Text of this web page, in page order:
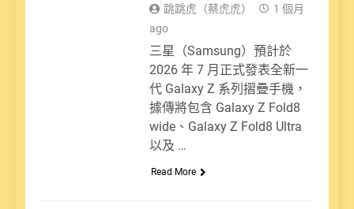
跳跳虎（蔡虎虎）
1 個月
ago
三星（Samsung）預計於
2026 年 7 月正式發表全新一
代 Galaxy Z 系列摺疊手機，
據傳將包含 Galaxy Z Fold8
wide、Galaxy Z Fold8 Ultra
以及 …
Read More